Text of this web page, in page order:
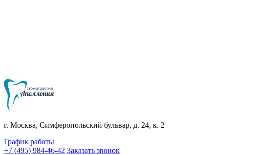
г. Москва, Симферопольский бульвар, д. 24, к. 2
График работы
+7 (495) 984-46-42 Заказать звонок